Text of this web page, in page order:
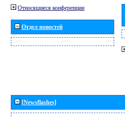
Относящиеся конференции
Отдел новостей
[Newsflashes]